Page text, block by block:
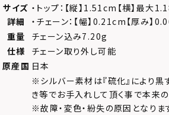
サイズ
詳細
・トップ：【縦】1.51cm【横】最大
・チェーン：【幅】0.21cm【厚み】
重量
チェーン込み7.20g
仕様
チェーン取り外し可能
原産国 日本
※シルバー素材は『硫化』により黒
き等でお手入れして頂く事で本来の
※故障・変色・紛失の原因となり